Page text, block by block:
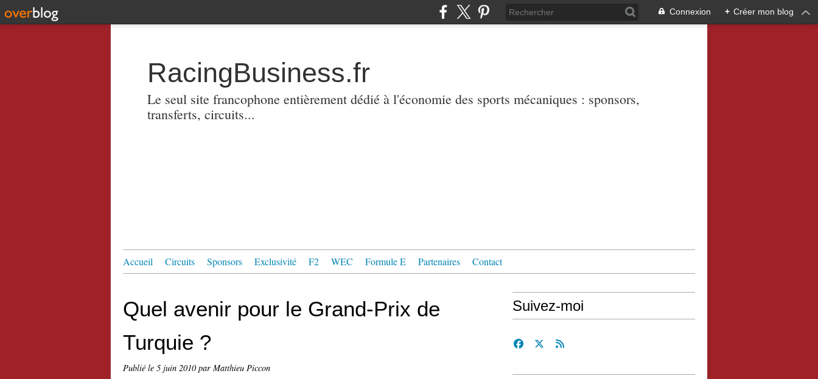
Connexion + Créer mon blog
RacingBusiness.fr
Le seul site francophone entièrement dédié à l'économie des sports mécaniques : sponsors,
transferts, circuits...
Accueil Circuits Sponsors Exclusivité F2 WEC Formule E Partenaires Contact
Quel avenir pour le Grand-Prix de
Turquie ?
Publié le 5 juin 2010par Matthieu Piccon
Suivez-moi